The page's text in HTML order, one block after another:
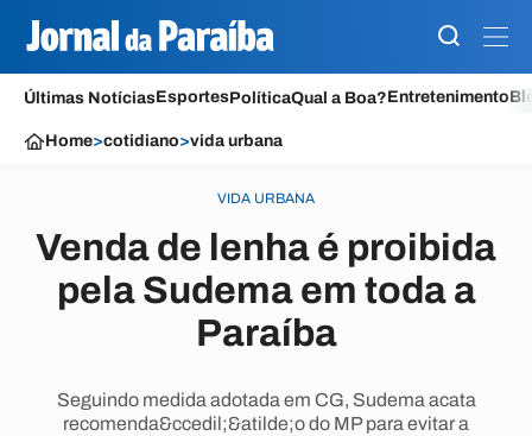
Últimas NotíciasEsportesPolíticaQual a Boa?Entretenimento
Home>cotidiano>vida urbana
VIDA URBANA
Venda de lenha é proibida
pela Sudema em toda a
Paraíba
Seguindo medida adotada em CG, Sudema acata
recomenda&ccedil;&atilde;o do MP para evitar a